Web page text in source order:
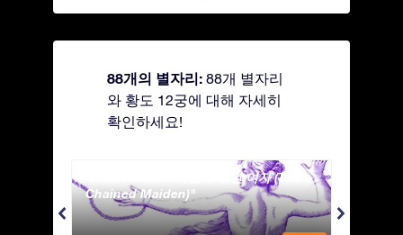
88개의 별자리: 88개 별자리
와 황도 12궁에 대해 자세히
확인하세요!
Andromeda - 사슬에 묶인 여자 (The
Chained Maiden)